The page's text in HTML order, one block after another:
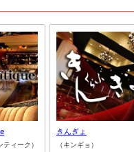
ティーク）
きんぎょ
（キンギョ）